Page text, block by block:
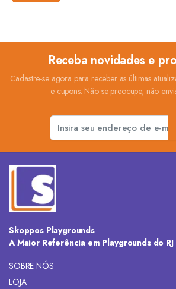
Receba novidades e
Cadastre-se agora para receber as últimas
e cupons. Não se preocupe, não
Skoppos Playgrounds
A Maior Referência em Playgrounds do RJ
SOBRE NÓS
LOJA